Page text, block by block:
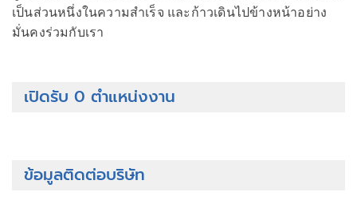
เป็นส่วนหนึ่งในความสำเร็จ และก้าวเดินไปข้างหน้าอย่าง
มั่นคงร่วมกับเรา
เปิดรับ 0 ตำแหน่งงาน
ข้อมูลติดต่อบริษัท